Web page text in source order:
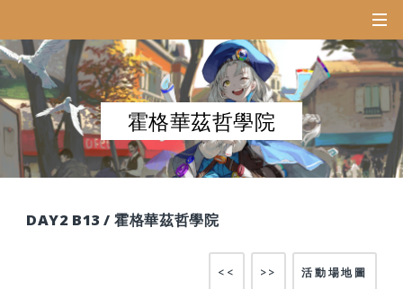
霍格華茲哲學院
DAY2 B13 / 霍格華茲哲學院
活動場地圖
>>
<<